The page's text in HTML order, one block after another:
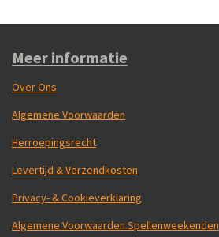
Meer informatie
Over Ons
Algemene Voorwaarden
Herroepingsrecht
Levertijd & Verzendkosten
Privacy- & Cookieverklaring
Algemene Voorwaarden Spellenweekenden